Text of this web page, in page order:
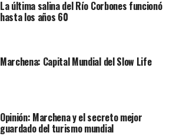
La última salina del Río Corbones funcionó
hasta los años 60
Marchena: Capital Mundial del Slow Life
Opinión: Marchena y el secreto mejor
guardado del turismo mundial